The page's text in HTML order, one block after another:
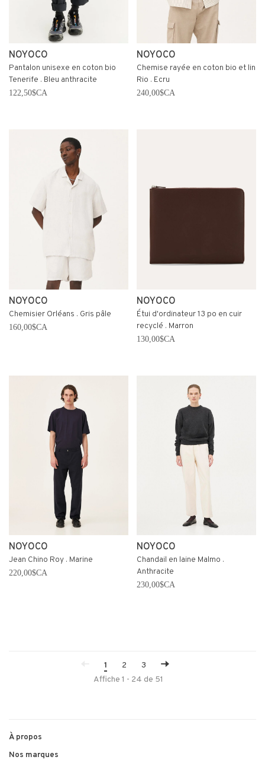
NOYOCO
Pantalon unisexe en coton bio
Tenerife . Bleu anthracite
122,50$CA
NOYOCO
Chemise rayée en coton bio et lin
Rio . Ecru
240,00$CA
NOYOCO
Chemisier Orléans . Gris pâle
160,00$CA
NOYOCO
Étui d'ordinateur 13 po en cuir
recyclé . Marron
130,00$CA
NOYOCO
Jean Chino Roy . Marine
220,00$CA
NOYOCO
Chandail en laine Malmo .
Anthracite
230,00$CA
1 2
3
Affiche 1 - 24 de 51
À propos
Nos marques